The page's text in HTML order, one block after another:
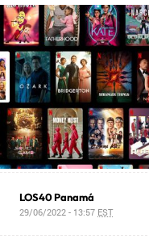
LOS40 Panamá
29/06/2022 - 13:57 EST